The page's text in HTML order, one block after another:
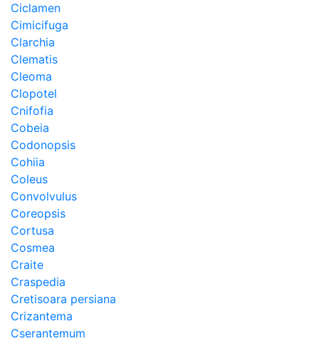
Ciclamen
Cimicifuga
Clarchia
Clematis
Cleoma
Clopotel
Cnifofia
Cobeia
Codonopsis
Cohiia
Coleus
Convolvulus
Coreopsis
Cortusa
Cosmea
Craite
Craspedia
Cretisoara persiana
Crizantema
Cserantemum